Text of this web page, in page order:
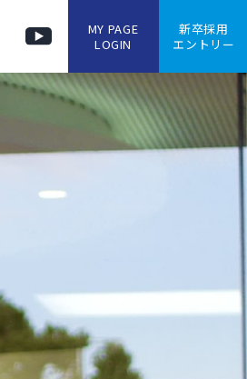
MY PAGE
LOGIN
新卒採用
エントリー